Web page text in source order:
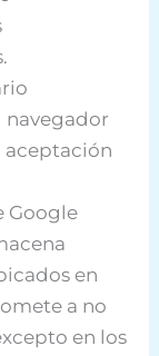
navegador
aceptación
Google
en
a no
en los